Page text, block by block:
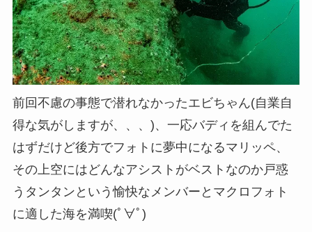
前回不慮の事態で潜れなかったエビちゃん(自業自
得な気がしますが、、、)、一応バディを組んでた
はずだけど後方でフォトに夢中になるマリッペ、
その上空にはどんなアシストがベストなのか戸惑
うタンタンという愉快なメンバーとマクロフォト
に適した海を満喫(ﾟ∀ﾟ)